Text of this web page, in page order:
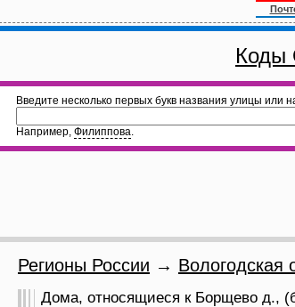
Коды
Введите несколько первых букв названия улицы или
Например, Филиппова.
Регионы России → Вологодская
Дома, относящиеся к Борщево д.,